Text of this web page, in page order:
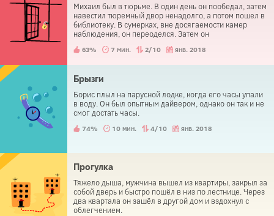
Михаил был в тюрьме. В один день он пообедал, затем
навестил тюремный двор ненадолго, а потом пошел в
библиотеку. В сумерках, вне досягаемости камер
наблюдения, он переоделся. Затем он
получилось?
63% 7 мин. 2/10 янв. 2018
Брызги
Борис плыл на парусной лодке, когда его часы упали
в воду. Он был опытным дайвером, однако он так и не
смог достать часы.
74% 10 мин. 4/10 янв. 2018
Прогулка
Тяжело дыша, мужчина вышел из квартиры, закрыл за
собой дверь и быстро пошёл в низ по лестнице. Через
два квартала он зашёл в другой дом и вздохнул с
облегчением.